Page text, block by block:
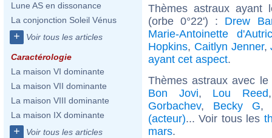
Lune AS en dissonance
La conjonction Soleil Vénus
+ Voir tous les articles
Caractérologie
La maison VI dominante
La maison VII dominante
La maison VIII dominante
La maison IX dominante
+ Voir tous les articles
Thèmes astraux ayant
(orbe 0°22') : Drew
Marie-Antoinette
Hopkins, Caitlyn Jenner,
ayant cet aspect.
Thèmes astraux avec
Bon Jovi, Lou Reed
Gorbachev, Becky G,
(acteur)... Voir tous les
mars.